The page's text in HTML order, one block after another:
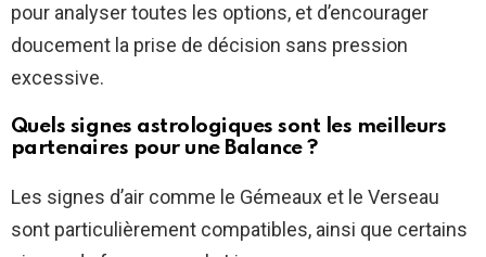
pour analyser toutes les options, et d’encourager
doucement la prise de décision sans pression
excessive.
Quels signes astrologiques sont les meilleurs
partenaires pour une Balance ?
Les signes d’air comme le Gémeaux et le Verseau
sont particulièrement compatibles, ainsi que certains